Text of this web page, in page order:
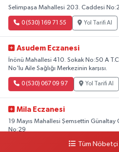
Selimpaşa Mahallesi 203. Caddesi
0 (530) 169 71 55 Yol Tarifi Al
Asudem Eczanesi
İnönü Mahallesi 410. Sokak No:50 A T.C
No'lu Aile Sağlığı Merkezinin karşısı.
0 (530) 067 09 97 Yol Tarifi Al
Mila Eczanesi
19 Mayıs Mahallesi Şemsettin Günaltay
No:29
Yol Tarifi Al
Tüm Nöbetçi